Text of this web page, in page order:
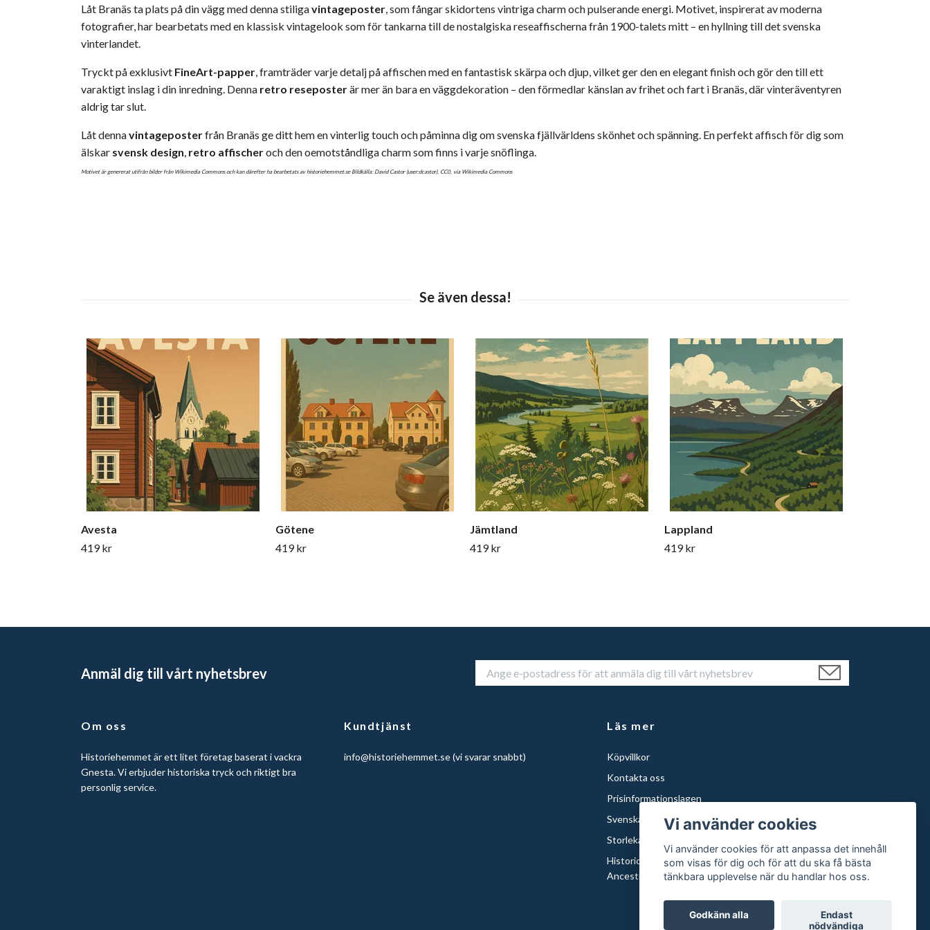
Låt Branäs ta plats på din vägg med denna stiligavintageposter, som fångar skidortens vintriga charm och pulserande energi. Motivet, inspirerat av moderna
fotografier, har bearbetats med en klassisk vintagelook som för tankarna till de nostalgiska reseaffischerna från 1900-talets mitt – en hyllning till det svenska
vinterlandet.
Tryckt på exklusivt FineArt-papper, framträder varje detalj på affischen med en fantastisk skärpa och djup, vilket ger den en elegant finish och gör den till ett
varaktigt inslag i din inredning. Denna retro reseposterär mer än bara en väggdekoration – den förmedlar känslan av frihet och fart i Branäs, där vinteräventyren
aldrig tar slut.
Låt dennavintageposterfrån Branäs ge ditt hem en vinterlig touch och påminna dig om svenska fjällvärldens skönhet och spänning. En perfekt affisch för dig som
älskar svensk design, retro affischeroch den oemotståndliga charm som finns i varje snöflinga.
Motivet är genererat utifrån bilder från Wikimedia Commons och kan därefter ha bearbetats av historiehemmet.se Bildkälla: David Castor (user:dcastor). CC0, via Wikimedia Commons
Avesta
419 kr
Götene
419 kr
Jämtland
419 kr
Lappland
419 kr
Anmäl dig till vårt nyhetsbrev
Om oss
Historiehemmet är ett litet företag baserat i vackra
Gnesta. Vi erbjuder historiska tryck och riktigt bra
personlig service.
Kundtjänst
info@historiehemmet.se(vi svarar snabbt)
Läs mer
Köpvillkor
Kontakta oss
Prisinformationslagen
Svenska Städer
Storlekar och papper
Historical Maps of Sweden for Americans with Swedish
Ancestry | Histor
Vi använder cookies
Vi använder cookies för att anpassa det innehåll
som visas för dig och för att du ska få bästa
tänkbara upplevelse när du handlar hos oss.
Godkänn alla
Endast
nödvändiga